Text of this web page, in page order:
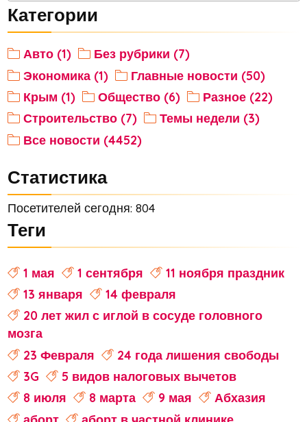
Категории
Авто (1)
Без рубрики (7)
Экономика (1)
Главные новости (50)
Крым (1)
Общество (6)
Разное (22)
Строительство (7)
Темы недели (3)
Все новости (4452)
Статистика
Посетителей сегодня: 804
Теги
1 мая 1 сентября
11 ноября праздник
13 января
14 февраля
20 лет жил с иглой в сосуде головного
мозга
23 Февраля
24 года лишения свободы
3G
5 видов налоговых вычетов
8 июля
8 марта 9 мая
Абхазия
аборт
аборт в частной клинике